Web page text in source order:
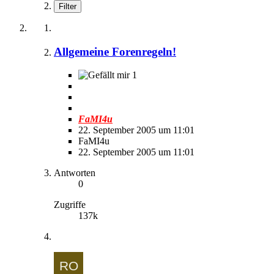
Filter
Allgemeine Forenregeln!
1
FaMI4u
22. September 2005 um 11:01
FaMI4u
22. September 2005 um 11:01
Antworten
0
Zugriffe
137k